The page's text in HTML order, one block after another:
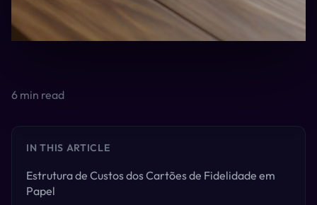
6 min read
IN THIS ARTICLE
Estrutura de Custos dos Cartões de Fidelidade em
Papel